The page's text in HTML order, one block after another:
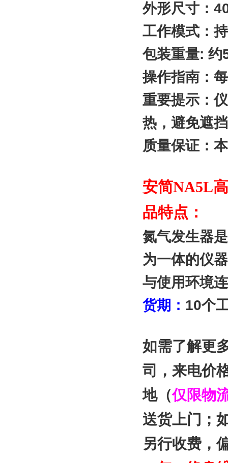
外形尺寸：
工作模式：
包装重量: 约
操作指南：
重要提示：
热，避免遮
质量保证：
安简NA5L
品特点：
氮气发生器
为一体的仪
与使用环境
货期： 10个
如需了解更
司
，来电价
地（仅限物
送货上门；
另行收费，